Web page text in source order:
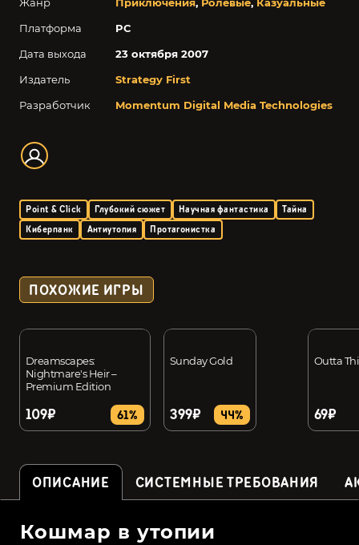
Платформа
PC
Дата выхода
23 октября 2007
Издатель
Strategy First
Разработчик
Momentum Digital Media Technologies
Point & Click Глубокий сюжет Научная фантастика
Тайна
Киберпанк
Антиутопия Протагонистка
ПОХОЖИЕ ИГРЫ
Dreamscapes:
Nightmare's Heir –
Premium Edition
109₽ 61%
Sunday Gold
399₽ 44%
Outta
69₽
ОПИСАНИЕ СИСТЕМНЫЕ ТРЕБОВАНИЯ
Кошмар в утопии